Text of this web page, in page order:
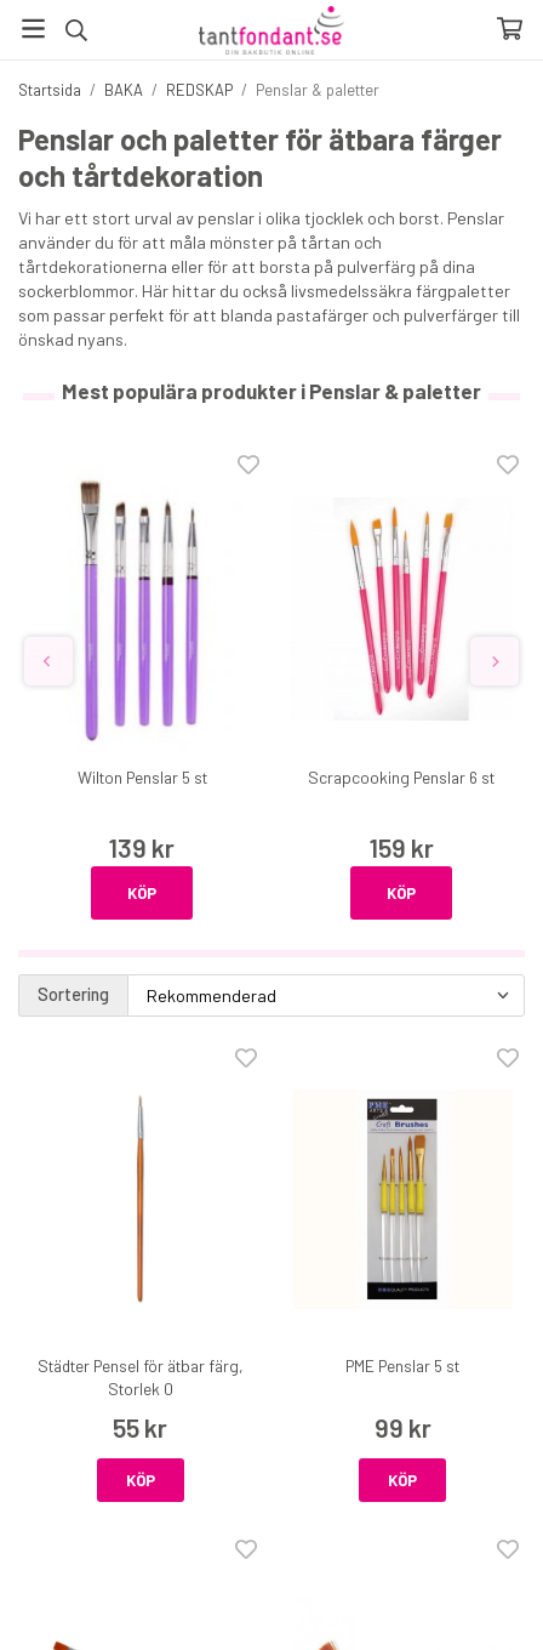
Startsida / BAKA / REDSKAP / Penslar & paletter
Penslar och paletter för ätbara färger
och tårtdekoration
Vi har ett stort urval av penslar i olika tjocklek och borst. Penslar
använder du för att måla mönster på tårtan och
tårtdekorationerna eller för att borsta på pulverfärg på dina
sockerblommor. Här hittar du också livsmedelssäkra färgpaletter
som passar perfekt för att blanda pastafärger och pulverfärger till
önskad nyans.
Mest populära produkter i Penslar & paletter
Wilton Penslar 5 st
139 kr
KÖP
Scrapcooking Penslar 6 st
159 kr
KÖP
Sortering
Städter Pensel för ätbar färg,
Storlek 0
55 kr
KÖP
PME Penslar 5 st
99 kr
KÖP